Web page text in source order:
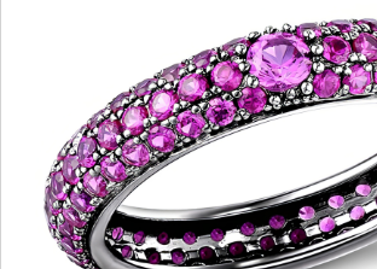
Apyrankės
Grandinėlės